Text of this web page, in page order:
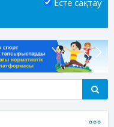
Есте сақтау